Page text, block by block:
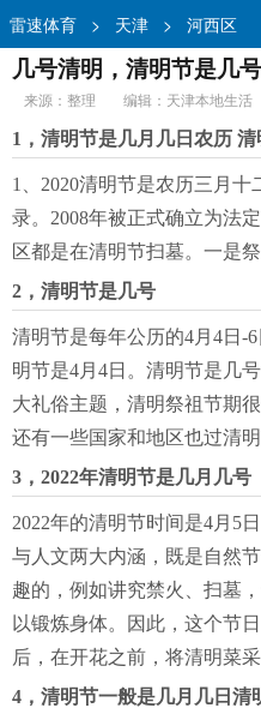
雷速体育 > 天津 > 河西区
几号清明，清明节是几
来源：整理 编辑：天津本地生活
1，清明节是几月几日农历
1、2020清明节是农历三月
录。2008年被正式确立为法
区都是在清明节扫墓。一是
2，清明节是几号
清明节是每年公历的4月4日-
明节是4月4日。清明节是几
大礼俗主题，清明祭祖节期
还有一些国家和地区也过清
3，2022年清明节是几月几号
2022年的清明节时间是4月5
与人文两大内涵，既是自然
趣的，例如讲究禁火、扫墓
以锻炼身体。因此，这个节
后，在开花之前，将清明菜
4，清明节一般是几月几日清